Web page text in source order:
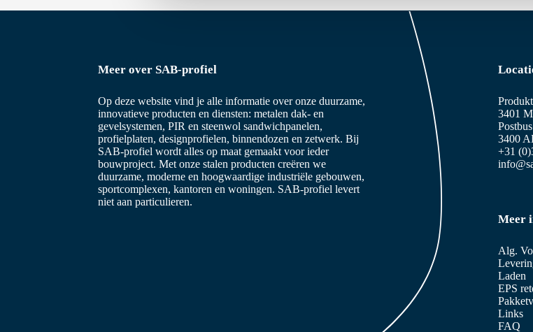
l
c
t
e
Meer over SAB-profiel
Op deze website vind je alle informatie over onze duurzame,
innovatieve producten en diensten: metalen dak- en
gevelsystemen, PIR en steenwol sandwichpanelen,
profielplaten, designprofielen, binnendozen en zetwerk. Bij
SAB-profiel wordt alles op maat gemaakt voor ieder
bouwproject. Met onze stalen producten creëren we
duurzame, moderne en hoogwaardige industriële gebouwen,
sportcomplexen, kantoren en woningen. SAB-profiel levert
niet aan particulieren.
3401
3400
+31
Meer
Alg.
Laden
EPS
Links
FAQ